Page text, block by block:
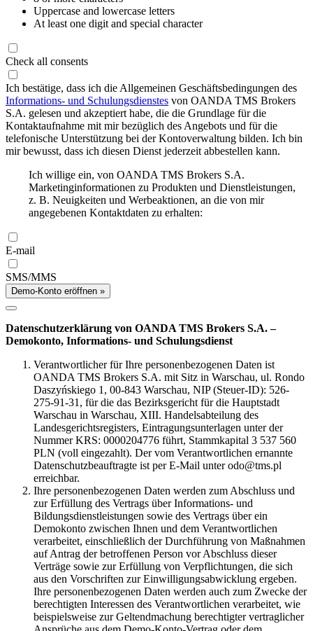
Uppercase and lowercase letters
At least one digit and special character
Check all consents
Ich bestätige, dass ich die Allgemeinen Geschäftsbedingungen des
Informations- und Schulungsdienstes von OANDA TMS Brokers
S.A. gelesen und akzeptiert habe, die die Grundlage für die
Kontaktaufnahme mit mir bezüglich des Angebots und für die
telefonische Unterstützung bei der Kontoverwaltung bilden. Ich bin
mir bewusst, dass ich diesen Dienst jederzeit abbestellen kann.
Ich willige ein, von OANDA TMS Brokers S.A.
Marketinginformationen zu Produkten und Dienstleistungen,
z. B. Neuigkeiten und Werbeaktionen, an die von mir
angegebenen Kontaktdaten zu erhalten:
E-mail
SMS/MMS
Demo-Konto eröffnen »
Datenschutzerklärung von OANDA TMS Brokers S.A. –
Demokonto, Informations- und Schulungsdienst
Verantwortlicher für Ihre personenbezogenen Daten ist
OANDA TMS Brokers S.A. mit Sitz in Warschau, ul. Rondo
Daszyńskiego 1, 00-843 Warschau, NIP (Steuer-ID): 526-
275-91-31, für die das Bezirksgericht für die Hauptstadt
Warschau in Warschau, XIII. Handelsabteilung des
Landesgerichtsregisters, Eintragungsunterlagen unter der
Nummer KRS: 0000204776 führt, Stammkapital 3 537 560
PLN (voll eingezahlt). Der vom Verantwortlichen ernannte
Datenschutzbeauftragte ist per E-Mail unter odo@tms.pl
erreichbar.
Ihre personenbezogenen Daten werden zum Abschluss und
zur Erfüllung des Vertrags über Informations- und
Bildungsdienstleistungen sowie des Vertrags über ein
Demokonto zwischen Ihnen und dem Verantwortlichen
verarbeitet, einschließlich der Durchführung von Maßnahmen
auf Antrag der betroffenen Person vor Abschluss dieser
Verträge sowie zur Erfüllung von Verpflichtungen, die sich
aus den Vorschriften zur Einwilligungsabwicklung ergeben.
Ihre personenbezogenen Daten werden auch zum Zwecke der
berechtigten Interessen des Verantwortlichen verarbeitet, wie
beispielsweise zur Geltendmachung berechtigter vertraglicher